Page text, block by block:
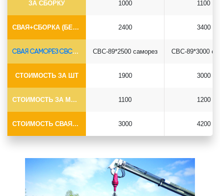
ЗА СБОРКУ
СВАЯ+СБОРКА (БЕЗ ОГОЛОВКА)
1000
2400
1100
3400
СВАЯ САМОРЕЗ СВС-Ø89*6.5
СТОИМОСТЬ ЗА ШТ
СТОИМОСТЬ ЗА МОНТАЖ
СТОИМОСТЬ СВАЯ+МОНТАЖ (БЕЗ ОГОЛОВКА)
СВС-89*2500 саморез
1900
1100
3000
СВС-89*3000
3000
1200
4200